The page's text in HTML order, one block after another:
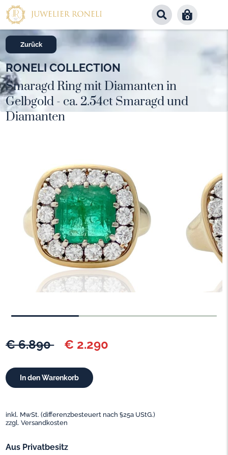
0
Zurück
€ 6.890 € 2.290
inkl. MwSt. (differenzbesteuert nach §25a UStG.)
zzgl. Versandkosten
Aus Privatbesitz
RONELI COLLECTION
Smaragd Ring mit Diamanten in
Gelbgold - ca. 2.54ct Smaragd und
Diamanten